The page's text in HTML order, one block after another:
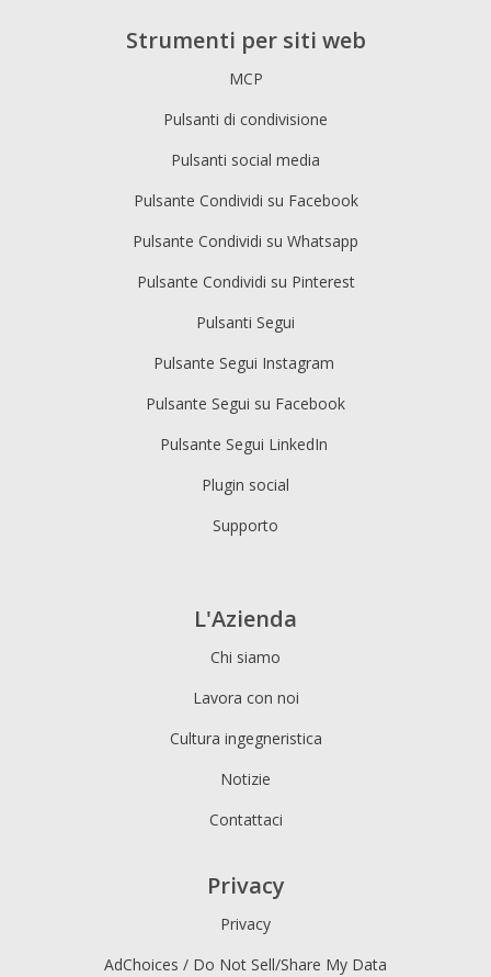
Strumenti per siti web
MCP
Pulsanti di condivisione
Pulsanti social media
Pulsante Condividi su Facebook
Pulsante Condividi su Whatsapp
Pulsante Condividi su Pinterest
Pulsanti Segui
Pulsante Segui Instagram
Pulsante Segui su Facebook
Pulsante Segui LinkedIn
Plugin social
Supporto
L'Azienda
Chi siamo
Lavora con noi
Cultura ingegneristica
Notizie
Contattaci
Privacy
Privacy
AdChoices / Do Not Sell/Share My Data